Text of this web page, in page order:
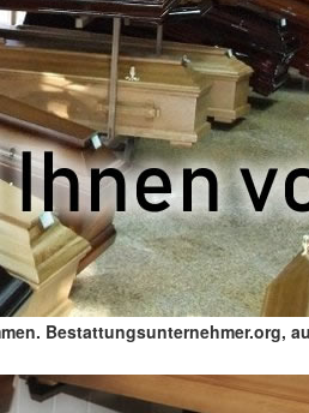
Bestattungsunternehmer.org,